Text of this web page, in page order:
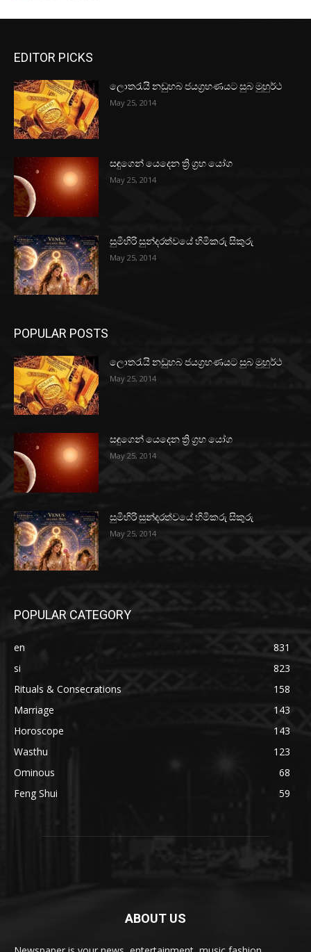
EDITOR PICKS
ලොතරැයි නඩුහබ ජයග්‍රහණයට සුබ මුහුර්ථ
May 25, 2014
සඳුගෙන් යෙදෙන ත්‍රි ග්‍රහ යෝග
May 25, 2014
සුමිහිරි සුන්දරත්වයේ හිමිකරු සිකුරු
May 25, 2014
POPULAR POSTS
ලොතරැයි නඩුහබ ජයග්‍රහණයට සුබ මුහුර්ථ
May 25, 2014
සඳුගෙන් යෙදෙන ත්‍රි ග්‍රහ යෝග
May 25, 2014
සුමිහිරි සුන්දරත්වයේ හිමිකරු සිකුරු
May 25, 2014
POPULAR CATEGORY
en
831
si
823
Rituals & Consecrations
158
Marriage
143
Horoscope
143
Wasthu
123
Ominous
68
Feng Shui
59
ABOUT US